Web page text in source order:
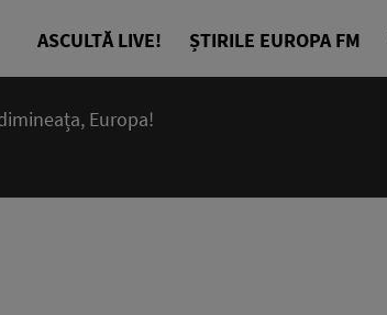
ASCULTĂ LIVE! ȘTIRILE EUROPA FM
Europa!